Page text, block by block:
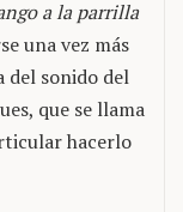
a la parrilla
una vez más
del sonido del
que se llama
hacerlo